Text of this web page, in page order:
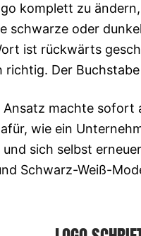
komplett zu
schwarze oder
ist rückwärts
Der Buchstabe
machte sofort
wie ein
sich selbst
Schwarz-Weiß-